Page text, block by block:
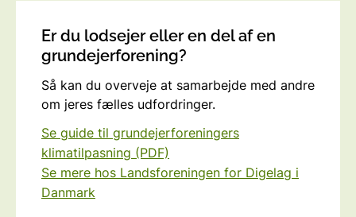
Er du lodsejer eller en del af en
grundejerforening?
Så kan du overveje at samarbejde med andre
om jeres fælles udfordringer.
Se guide til grundejerforeningers
klimatilpasning (PDF)
Se mere hos Landsforeningen for Digelag i
Danmark